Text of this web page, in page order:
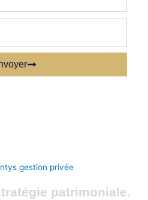
patrimoniale.